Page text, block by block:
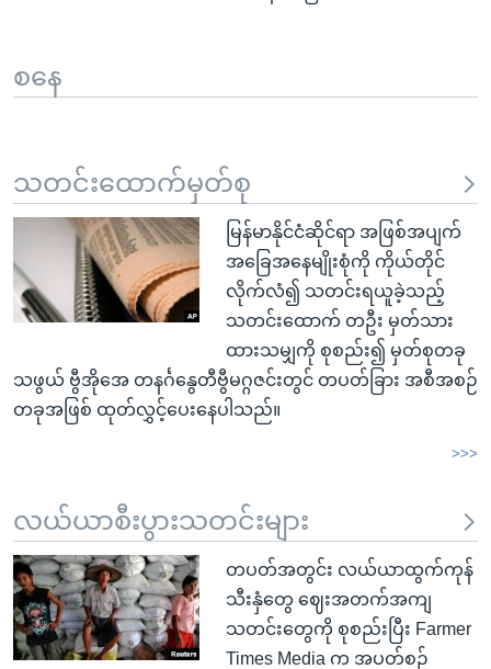
စနေ
သတင်းထောက်မှတ်စု
မြန်မာနိုင်ငံဆိုင်ရာ အဖြစ်အပျက်
အခြေအနေမျိုးစုံကို ကိုယ်တိုင်
လိုက်လံ၍ သတင်းရယူခဲ့သည့်
သတင်းထောက် တဦး မှတ်သား
ထားသမျှကို စုစည်း၍ မှတ်စုတခု
သဖွယ် ဗွီအိုအေ တနင်္ဂနွေတီဗွီမဂ္ဂဇင်းတွင် တပတ်ခြား အစီအစဉ်
တခုအဖြစ် ထုတ်လွှင့်ပေးနေပါသည်။
>>>
လယ်ယာစီးပွားသတင်းများ
တပတ်အတွင်း လယ်ယာထွက်ကုန်
သီးနှံတွေ ဈေးအတက်အကျ
သတင်းတွေကို စုစည်းပြီး Farmer
Times Media က အပတ်စဉ်